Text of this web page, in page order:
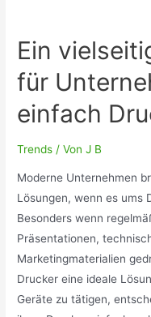
Ein
für
einfach
Trends / VonJ B
Moderne Unternehmen
Lösungen, wenn es ums
Besonders wenn
Präsentationen,
Marketingmaterialien
Drucker eine ideale
Geräte zu tätigen,